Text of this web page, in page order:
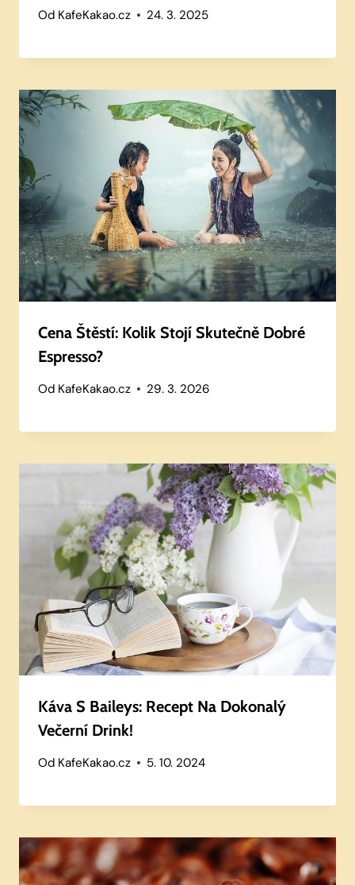
Od KafeKakao.cz 24. 3. 2025
Cena Štěstí: Kolik Stojí Skutečně Dobré
Espresso?
Od KafeKakao.cz 29. 3. 2026
Káva S Baileys: Recept Na Dokonalý
Večerní Drink!
Od KafeKakao.cz 5. 10. 2024